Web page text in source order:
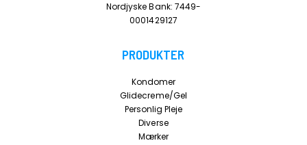
Nordjyske Bank: 7449-
0001429127
PRODUKTER
Kondomer
Glidecreme/Gel
Personlig Pleje
Diverse
Mærker